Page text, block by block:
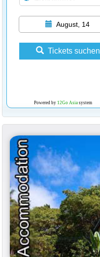
August, 14
Tickets suchen
Powered by 12Go Asiasystem